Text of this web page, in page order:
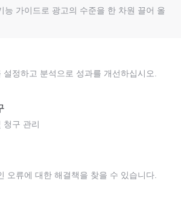
능 가이드로 광고의 수준을 한 차원 끌어 올
설정하고 분석으로 성과를 개선하십시오.
청구 관리
오류에 대한 해결책을 찾을 수 있습니다.